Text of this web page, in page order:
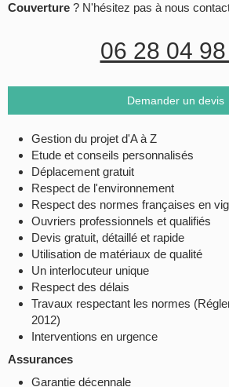
Couverture ? N'hésitez pas à nous
06 28 04
Demander un devis
Gestion du projet d'A à Z
Etude et conseils personnalisés
Déplacement gratuit
Respect de l'environnement
Respect des normes françaises en
Ouvriers professionnels et qualifiés
Devis gratuit, détaillé et rapide
Utilisation de matériaux de qualité
Un interlocuteur unique
Respect des délais
Travaux respectant les normes
2012)
Interventions en urgence
Assurances
Garantie décennale